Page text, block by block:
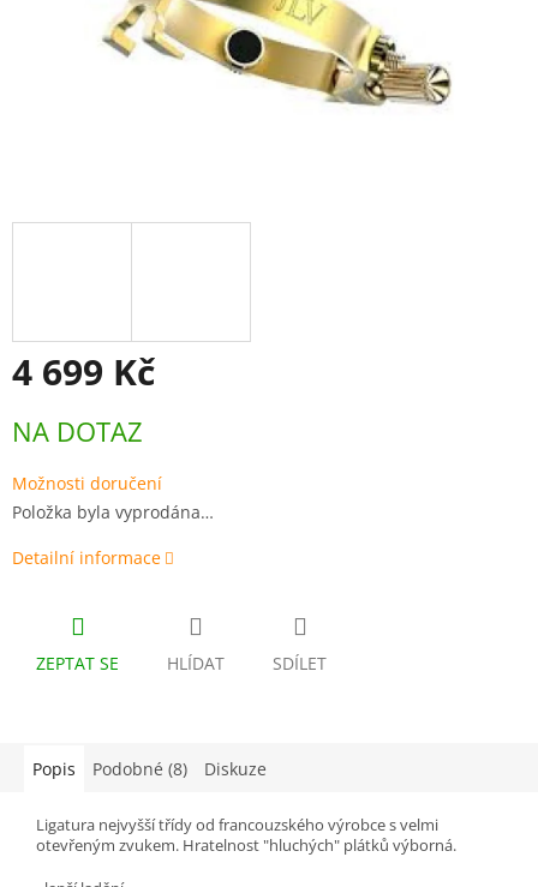
4 699 Kč
cena:
NA DOTAZ
Možnosti doručení
Položka byla vyprodána…
Detailní informace
ZEPTAT SE HLÍDAT SDÍLET
Popis Podobné (8) Diskuze
Ligatura nejvyšší třídy od francouzského výrobce s velmi
otevřeným zvukem. Hratelnost "hluchých" plátků výborná.